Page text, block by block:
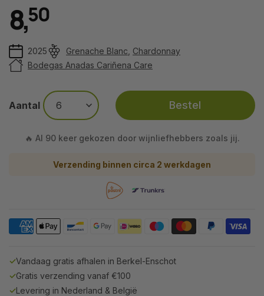
8,50
2025 Grenache Blanc Chardonnay
Bodegas Anadas Cariñena Care
Aantal Bestel
🔥 Al 90 keer gekozen door wijnliefhebbers zoals jij.
Verzending binnen circa 2 werkdagen
✓Vandaag gratis afhalen in Berkel-Enschot
✓Gratis verzending vanaf €100
✓Levering in Nederland & België